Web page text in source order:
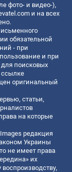
фото- и видео-),
и на всех
обязательной
- при
и при
поисковых
ссылке
оригинальный
статьи,
на которые
редакция
Украины
не имеет права
их